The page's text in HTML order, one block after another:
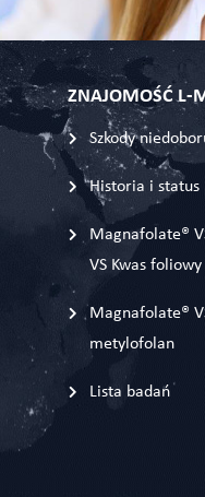
ZNAJOMOŚĆ L-
Szkody
Historia i status
Magnafolate®
VS Kwas foliowy
Magnafolate®
metylofolan
Lista badań